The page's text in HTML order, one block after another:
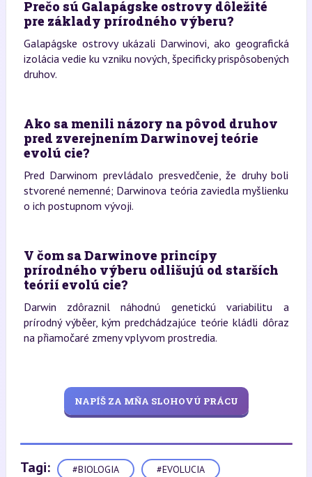
Prečo sú Galapágske ostrovy dôležité
pre základy prírodného výberu?
Galapágske ostrovy ukázali Darwinovi, ako geografická
izolácia vedie ku vzniku nových, špecificky prispôsobených
druhov.
Ako sa menili názory na pôvod druhov
pred zverejnením Darwinovej teórie
evolú cie?
Pred Darwinom prevládalo presvedčenie, že druhy boli
stvorené nemenné; Darwinova teória zaviedla myšlienku
o ich postupnom vývoji.
V čom sa Darwinove princípy
prírodného výberu odlišujú od starších
teórií evolú cie?
Darwin zdôraznil náhodnú genetickú variabilitu a
prírodný výběer, kým predchádzajúce teórie kládli dôraz
na přiamočaré zmeny vplyvom prostredia.
NAPÍŠ ZA MŇA SLOHOVÚ PRÁCU
Tagi: #BIOLOGIA #EVOLUCIA